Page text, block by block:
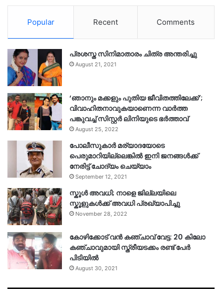
Popular Recent Comments
പ്രശസ്ത സിനിമാതാരം ചിത്ര അന്തരിച്ചു
August 21, 2021
‘ഞാനും മക്കളും പുതിയ ജീവിതത്തിലേക്ക്’;
വിവാഹിതനാവുകയാണെന്ന വാർത്ത
പങ്കുവച്ച് സിസ്റ്റർ ലിനിയുടെ ഭർത്താവ്
August 25, 2022
പോലീസുകാര്‍ മര്യാദയോടെ
പെരുമാറിയില്ലെങ്കില്‍ ഇനി ജനങ്ങള്‍ക്ക്
നേരിട്ട് ചോദ്യം ചെയ്യാം
September 12, 2021
സ്കൂൾ അവധി; നാളെ ജില്ലയിലെ
സ്കൂളുകൾക്ക് അവധി പ്രഖ്യാപിച്ചു
November 28, 2022
കോഴിക്കോട് വൻ കഞ്ചാവ് വേട്ട: 20 കിലോ
കഞ്ചാവുമായി സ്ത്രീയടക്കം രണ്ട് പേർ
പിടിയിൽ
August 30, 2021